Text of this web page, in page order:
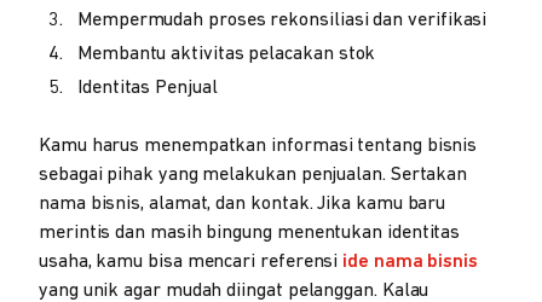
Mempermudah proses rekonsiliasi dan verifikasi
Membantu aktivitas pelacakan stok
Identitas Penjual
Kamu harus menempatkan informasi tentang bisnis
sebagai pihak yang melakukan penjualan. Sertakan
nama bisnis, alamat, dan kontak. Jika kamu baru
merintis dan masih bingung menentukan identitas
usaha, kamu bisa mencari referensi ide nama bisnis
yang unik agar mudah diingat pelanggan. Kalau